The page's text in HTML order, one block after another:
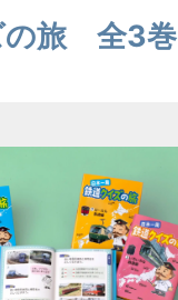
の旅 全3巻